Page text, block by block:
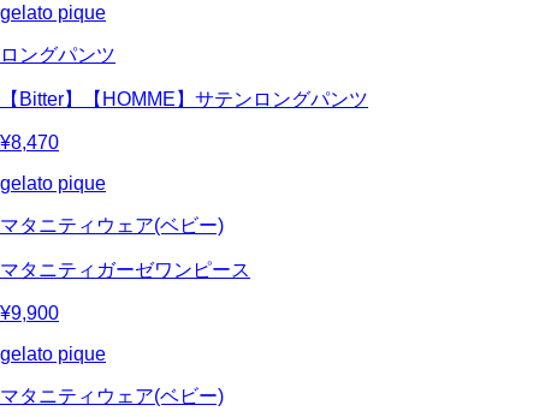
gelato pique
ロングパンツ
【Bitter】【HOMME】サテンロングパンツ
¥8,470
gelato pique
マタニティウェア(ベビー)
マタニティガーゼワンピース
¥9,900
gelato pique
マタニティウェア(ベビー)